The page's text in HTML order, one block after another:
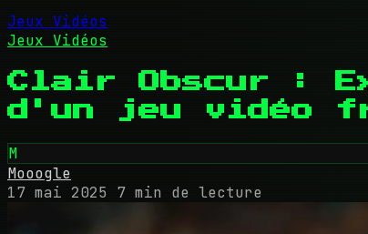
Jeux Vidéos
Jeux Vidéos
Clair Obscur :
d'un jeu vidéo
M
Mooogle
17 mai 2025
7 min de lecture